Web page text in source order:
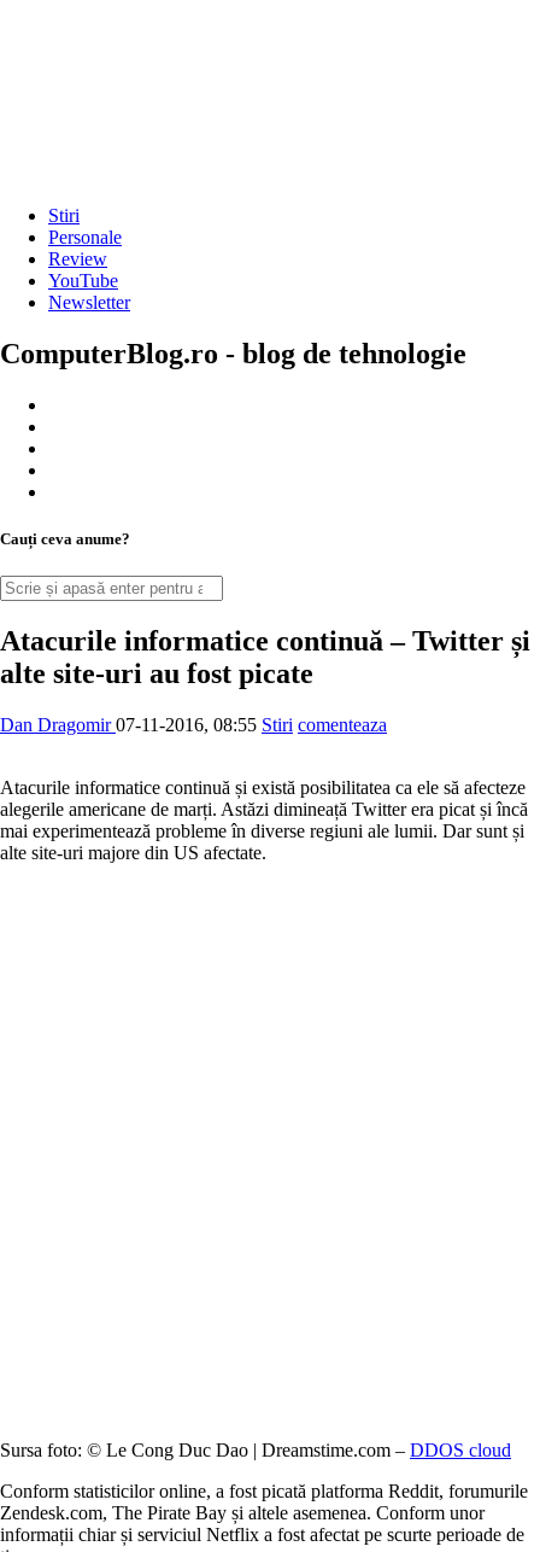
Stiri
Personale
Review
YouTube
Newsletter
ComputerBlog.ro - blog de tehnologie
Cauți ceva anume?
Atacurile informatice continuă – Twitter și
alte site-uri au fost picate
Dan Dragomir 07-11-2016, 08:55 Stiri comenteaza
Atacurile informatice continuă și există posibilitatea ca ele să afecteze
alegerile americane de marți. Astăzi dimineață Twitter era picat și încă
mai experimentează probleme în diverse regiuni ale lumii. Dar sunt și
alte site-uri majore din US afectate.
Sursa foto: © Le Cong Duc Dao | Dreamstime.com – DDOS cloud
Conform statisticilor online, a fost picată platforma Reddit, forumurile
Zendesk.com, The Pirate Bay și altele asemenea. Conform unor
informații chiar și serviciul Netflix a fost afectat pe scurte perioade de